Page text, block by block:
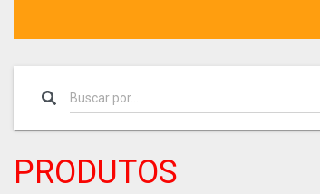
PRODUTOS